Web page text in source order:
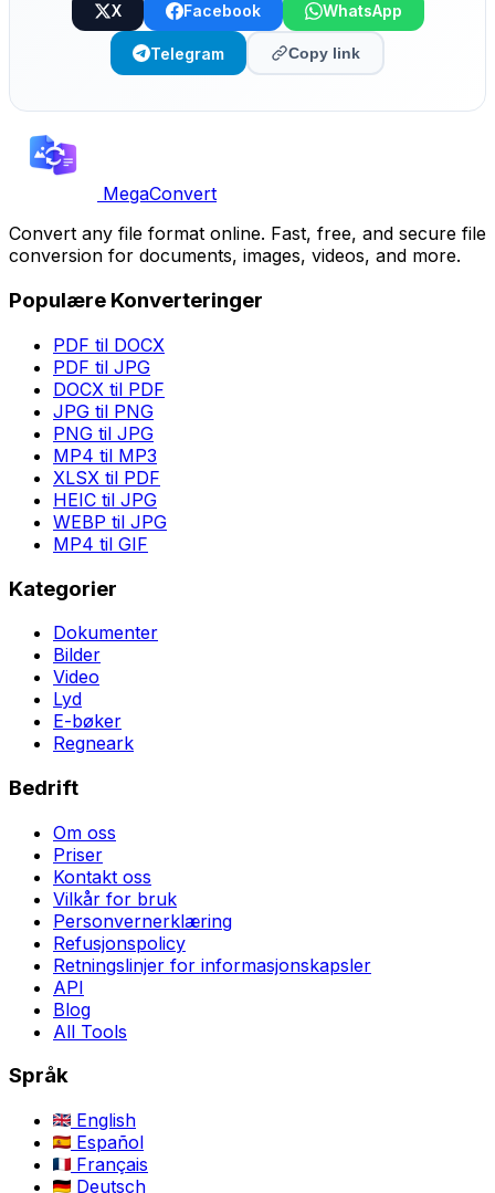
X Facebook WhatsApp
Telegram Copy link
MegaConvert
Convert any file format online. Fast, free, and secure file
conversion for documents, images, videos, and more.
Populære Konverteringer
PDF til DOCX
PDF til JPG
DOCX til PDF
JPG til PNG
PNG til JPG
MP4 til MP3
XLSX til PDF
HEIC til JPG
WEBP til JPG
MP4 til GIF
Kategorier
Dokumenter
Bilder
Video
Lyd
E-bøker
Regneark
Bedrift
Om oss
Priser
Kontakt oss
Vilkår for bruk
Personvernerklæring
Refusjonspolicy
Retningslinjer for informasjonskapsler
API
Blog
All Tools
Språk
English
Español
Français
Deutsch